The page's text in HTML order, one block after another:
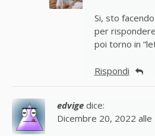
Si, sto
per
poi torno in
Rispondi
edvige dice:
Dicembre 20, 2022 alle